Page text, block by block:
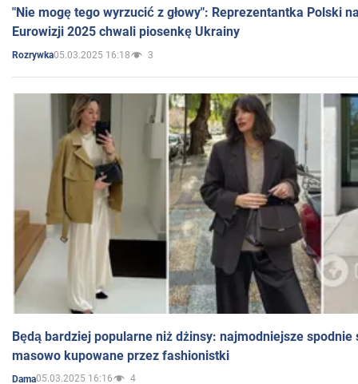
"Nie mogę tego wyrzucić z głowy": Reprezentantka Polski
Eurowizji 2025 chwali piosenkę Ukrainy
Rozrywka05.03.2025 16:18 3
Będą bardziej popularne niż dżinsy: najmodniejsze spodnie
masowo kupowane przez fashionistki
Dama05.03.2025 16:16 4